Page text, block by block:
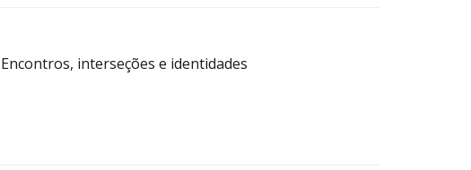
interseções e identidades